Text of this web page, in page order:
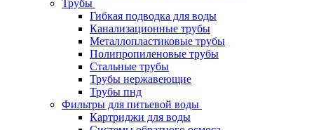
Трубы
Гибкая подводка для воды
Канализационные трубы
Металлопластиковые трубы
Полипропиленовые трубы
Стальные трубы
Трубы нержавеющие
Трубы пнд
Фильтры для питьевой воды
Картриджи для воды